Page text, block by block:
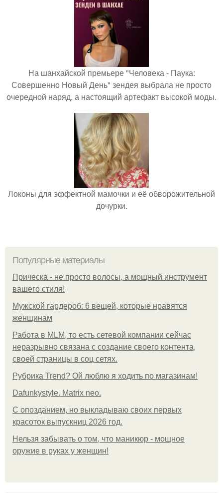
На шанхайской премьере "Человека - Паука:
Совершенно Новый День" зендея выбрала не просто
очередной наряд, а настоящий артефакт высокой моды.
Локоны для эффектной мамочки и её обворожительной
дочурки.
Популярные материалы
Прическа - не просто волосы, а мощный инструмент
вашего стиля!
Мужской гардероб: 6 вещей, которые нравятся
женщинам
Работа в MLM, то есть сетевой компании сейчас
неразрывно связана с создание своего контента,
своей страницы в соц сетях.
Рубрика Trend? Ой люблю я ходить по магазинам!
Dafunkystyle. Matrix neo.
С опозданием, но выкладываю своих первых
красоток выпускниц 2026 год.
Нельзя забывать о том, что маникюр - мощное
оружие в руках у женщин!